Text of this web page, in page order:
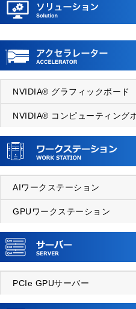
NVIDIA® グラフィックボード
NVIDIA® コンピューティング
AIワークステーション
GPUワークステーション
PCIe GPUサーバー